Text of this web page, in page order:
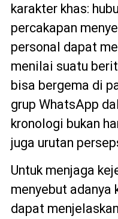
karakter khas:
percakapan
personal dapat
menilai suatu
bisa bergema di
grup WhatsApp
kronologi bukan
juga urutan
Untuk menjaga
menyebut adanya
dapat